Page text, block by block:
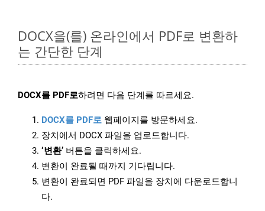
DOCX을(를) 온라인에서 PDF로 변환하
는 간단한 단계
DOCX를 PDF로하려면 다음 단계를 따르세요.
DOCX를 PDF로 웹페이지를 방문하세요.
장치에서 DOCX 파일을 업로드합니다.
‘변환’ 버튼을 클릭하세요.
변환이 완료될 때까지 기다립니다.
변환이 완료되면 PDF 파일을 장치에 다운로드합니
다.